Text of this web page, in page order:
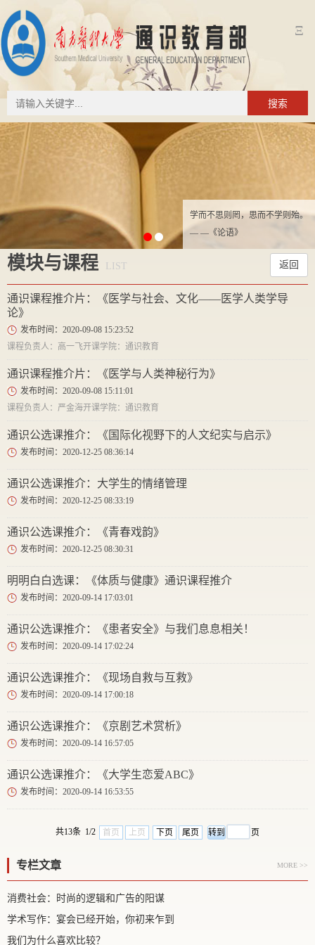
Ξ
搜索
学而不思则罔，思而不学则殆。
— —《论语》
模块与课程 LIST 返回
通识课程推介片：《医学与社会、文化——医学人类学导
论》
发布时间：2020-09-08 15:23:52
课程负责人：高一飞开课学院：通识教育
通识课程推介片：《医学与人类神秘行为》
发布时间：2020-09-08 15:11:01
课程负责人：严金海开课学院：通识教育
通识公选课推介：《国际化视野下的人文纪实与启示》
发布时间：2020-12-25 08:36:14
通识公选课推介：大学生的情绪管理
发布时间：2020-12-25 08:33:19
通识公选课推介：《青春戏韵》
发布时间：2020-12-25 08:30:31
明明白白选课：《体质与健康》通识课程推介
发布时间：2020-09-14 17:03:01
通识公选课推介：《患者安全》与我们息息相关！
发布时间：2020-09-14 17:02:24
通识公选课推介：《现场自救与互救》
发布时间：2020-09-14 17:00:18
通识公选课推介：《京剧艺术赏析》
发布时间：2020-09-14 16:57:05
通识公选课推介：《大学生恋爱ABC》
发布时间：2020-09-14 16:53:55
共13条 1/2 首页 上页 下页 尾页 页
专栏文章 MORE >>
消费社会：时尚的逻辑和广告的阳谋
学术写作：宴会已经开始，你初来乍到
我们为什么喜欢比较？